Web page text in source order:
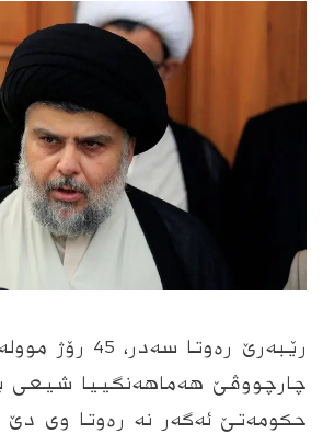
رێبه‌رێ ره‌وتا
چارچووڤێ هه‌ماهه‌نگییا شیعى
حكومه‌تێ ئه‌گه‌ر نه‌ ره‌وتا وى